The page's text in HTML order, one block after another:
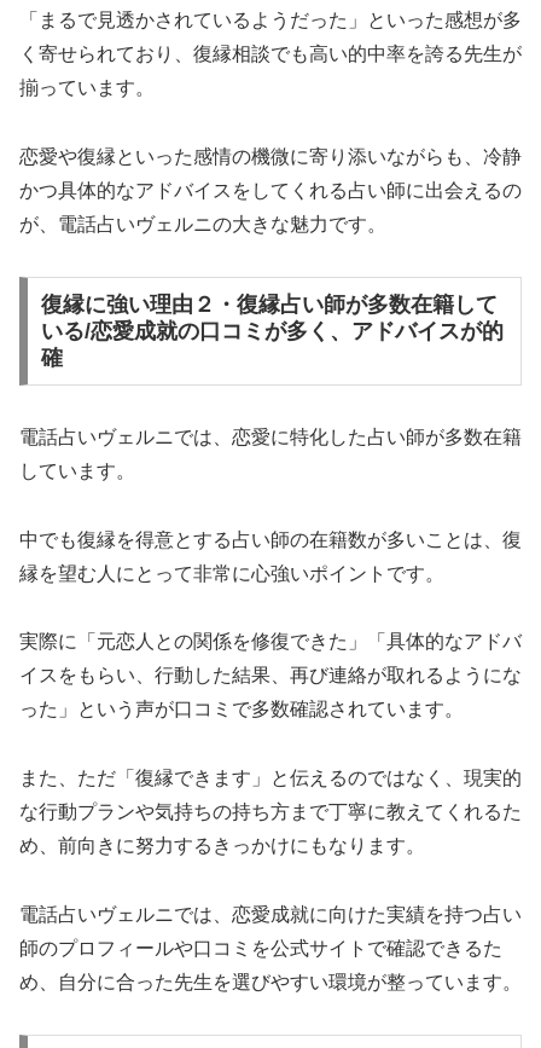
「まるで見透かされているようだった」といった感想が多
く寄せられており、復縁相談でも高い的中率を誇る先生が
揃っています。
恋愛や復縁といった感情の機微に寄り添いながらも、冷静
かつ具体的なアドバイスをしてくれる占い師に出会えるの
が、電話占いヴェルニの大きな魅力です。
復縁に強い理由２・復縁占い師が多数在籍して
いる/恋愛成就の口コミが多く、アドバイスが的
確
電話占いヴェルニでは、恋愛に特化した占い師が多数在籍
しています。
中でも復縁を得意とする占い師の在籍数が多いことは、復
縁を望む人にとって非常に心強いポイントです。
実際に「元恋人との関係を修復できた」「具体的なアドバ
イスをもらい、行動した結果、再び連絡が取れるようにな
った」という声が口コミで多数確認されています。
また、ただ「復縁できます」と伝えるのではなく、現実的
な行動プランや気持ちの持ち方まで丁寧に教えてくれるた
め、前向きに努力するきっかけにもなります。
電話占いヴェルニでは、恋愛成就に向けた実績を持つ占い
師のプロフィールや口コミを公式サイトで確認できるた
め、自分に合った先生を選びやすい環境が整っています。